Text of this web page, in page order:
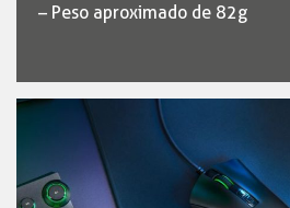
– Peso aproximado de 82g